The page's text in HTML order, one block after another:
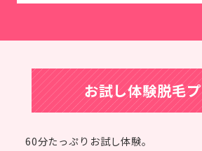
お試し体験脱毛
60分たっぷりお試し体験。